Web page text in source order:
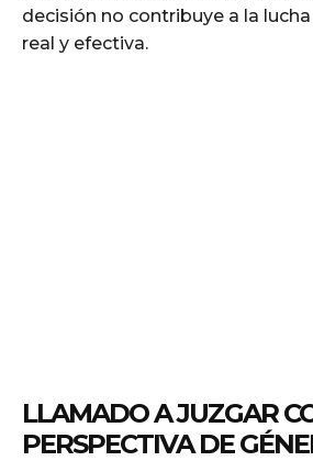
decisión no contribuye a la
real y efectiva.
LLAMADO A JUZGAR
PERSPECTIVA DE